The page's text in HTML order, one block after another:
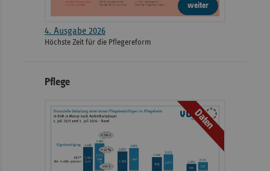
weiter
4. Ausgabe 2026
Höchste Zeit für die Pflegereform
Pflege
Daten